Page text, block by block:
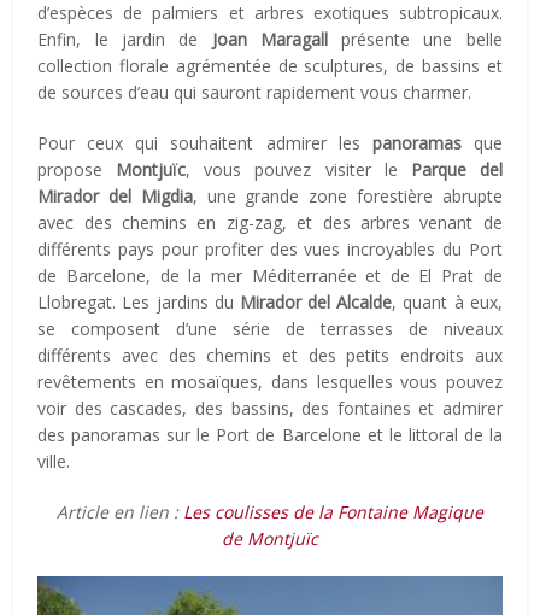
d’espèces de palmiers et arbres exotiques subtropicaux.
Enfin, le jardin de Joan Maragallprésente une belle
collection florale agrémentée de sculptures, de bassins et
de sources d’eau qui sauront rapidement vous charmer.
Pour ceux qui souhaitent admirer les panoramasque
propose Montjuïc, vous pouvez visiter le Parque del
Mirador del Migdia, une grande zone forestière abrupte
avec des chemins en zig-zag, et des arbres venant de
différents pays pour profiter des vues incroyables du Port
de Barcelone, de la mer Méditerranée et de El Prat de
Llobregat. Les jardins du Mirador del Alcalde, quant à eux,
se composent d’une série de terrasses de niveaux
différents avec des chemins et des petits endroits aux
revêtements en mosaïques, dans lesquelles vous pouvez
voir des cascades, des bassins, des fontaines et admirer
des panoramas sur le Port de Barcelone et le littoral de la
ville.
Article en lien : Les coulisses de la Fontaine Magique
de Montjuïc